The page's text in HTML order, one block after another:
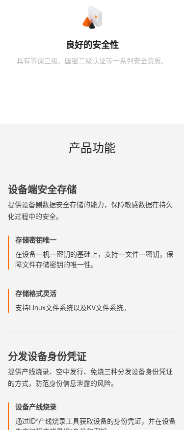
良好的安全性
具有等保三级、国密二级认证等一系列安全资质。
产品功能
设备端安全存储
提供设备侧数据安全存储的能力，保障敏感数据在持久
化过程中的安全。
存储密钥唯一
在设备一机一密钥的基础上，支持一文件一密钥，保
障文件存储密钥的唯一性。
存储格式灵活
支持Linux文件系统以及KV文件系统。
分发设备身份凭证
提供产线烧录、空中发行、免烧三种分发设备身份凭证
的方式，防范身份信息泄露的风险。
设备产线烧录
通过ID²产线烧录工具获取设备的身份凭证，并在设备